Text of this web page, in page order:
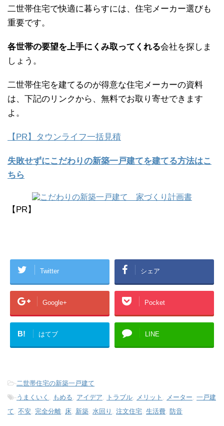
二世帯住宅で快適に暮らすには、住宅メーカー選びも
重要です。
各世帯の要望を上手にくみ取ってくれる会社を探しま
しょう。
二世帯住宅を建てるのが得意な住宅メーカーの資料
は、下記のリンクから、無料でお取り寄せできます
よ。
【PR】タウンライフ一括見積
失敗せずにこだわりの新築一戸建てを建てる方法はこ
ちら
【PR】
Twitter シェア
Google+ Pocket
B! はてブ LINE
-二世帯住宅の新築一戸建て
-うまくいく もめる アイデア トラブル メリット メーター 一戸建
て 不安 完全分離 床 新築 水回り 注文住宅 生活費 防音